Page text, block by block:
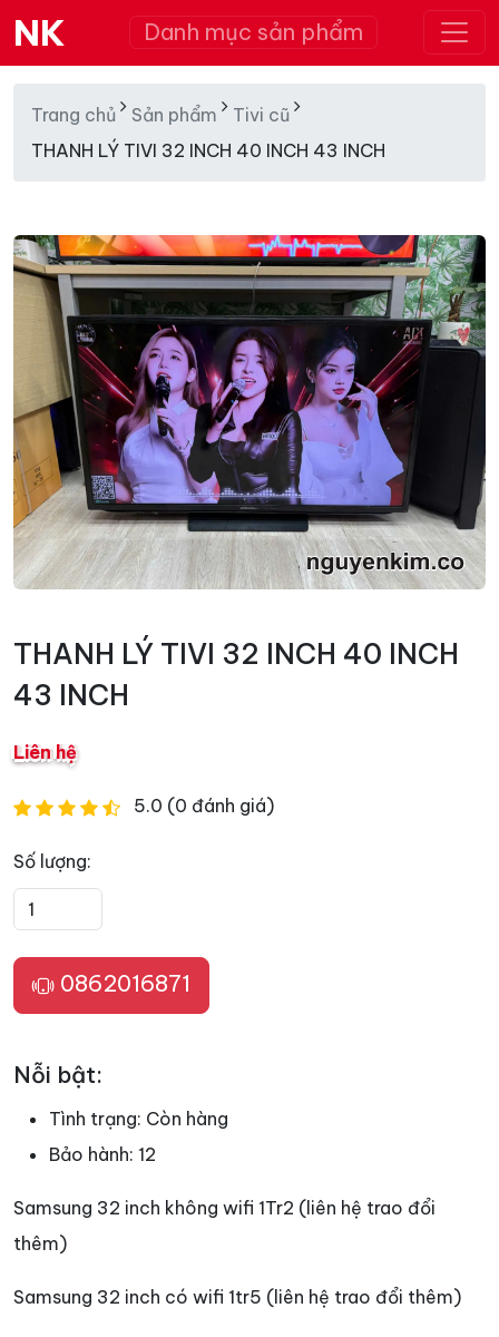
NK Danh mục sản phẩm
Trang chủ Sản phẩm
Tivi cũ
THANH LÝ TIVI 32 INCH 40 INCH 43 INCH
THANH LÝ TIVI 32 INCH 40 INCH
43 INCH
Liên hệ
5.0 (0 đánh giá)
Số lượng:
0862016871
Nỗi bật:
Tình trạng: Còn hàng
Bảo hành: 12
Samsung 32 inch không wifi 1Tr2 (liên hệ trao đổi
thêm)
Samsung 32 inch có wifi 1tr5 (liên hệ trao đổi thêm)